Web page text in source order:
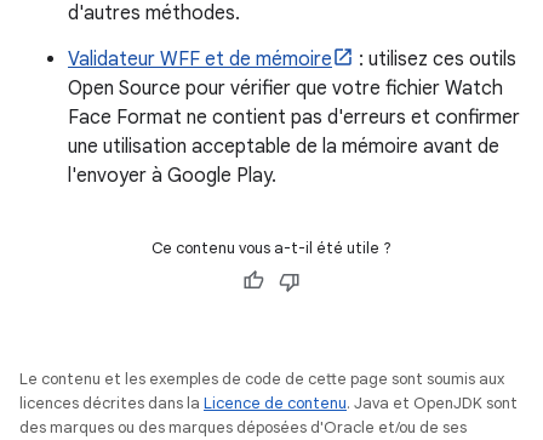
d'autres méthodes.
Validateur WFF et de mémoire
: utilisez ces outils
Open Source pour vérifier que votre fichier Watch
Face Format ne contient pas d'erreurs et confirmer
une utilisation acceptable de la mémoire avant de
l'envoyer à Google Play.
Ce contenu vous a-t-il été utile ?
Le contenu et les exemples de code de cette page sont soumis aux
licences décrites dans la Licence de contenu. Java et OpenJDK sont
des marques ou des marques déposées d'Oracle et/ou de ses